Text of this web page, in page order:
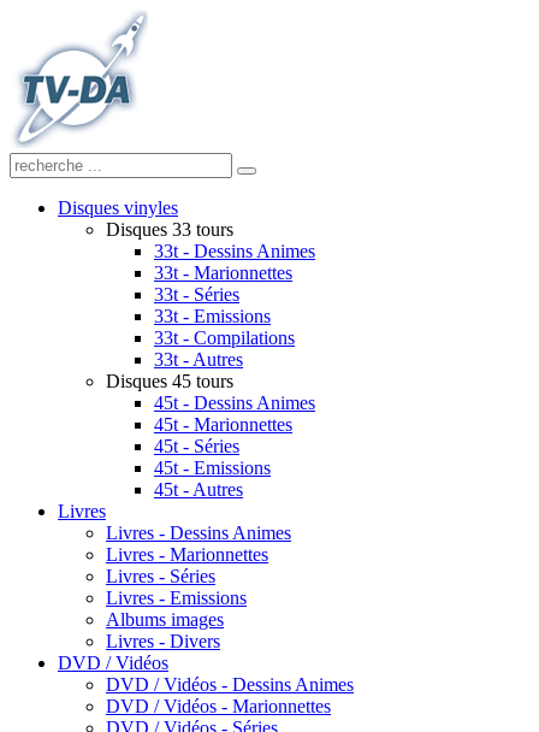
Disques vinyles
Disques 33 tours
33t - Dessins Animes
33t - Marionnettes
33t - Séries
33t - Emissions
33t - Compilations
33t - Autres
Disques 45 tours
45t - Dessins Animes
45t - Marionnettes
45t - Séries
45t - Emissions
45t - Autres
Livres
Livres - Dessins Animes
Livres - Marionnettes
Livres - Séries
Livres - Emissions
Albums images
Livres - Divers
DVD / Vidéos
DVD / Vidéos - Dessins Animes
DVD / Vidéos - Marionnettes
DVD / Vidéos - Séries